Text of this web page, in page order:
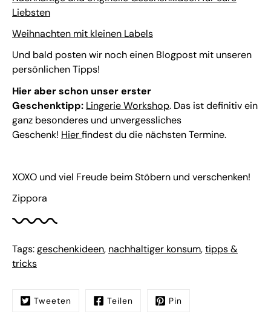
Liebsten
Weihnachten mit kleinen Labels
Und bald posten wir noch einen Blogpost mit unseren
persönlichen Tipps!
Hier aber schon unser erster
Geschenktipp: Lingerie Workshop. Das ist definitiv ein
ganz besonderes und unvergessliches
Geschenk! Hierfindest du die nächsten Termine.
XOXO und viel Freude beim Stöbern und verschenken!
Zippora
Tags:geschenkideen, nachhaltiger konsum,tipps &
tricks
Tweeten Teilen Pin